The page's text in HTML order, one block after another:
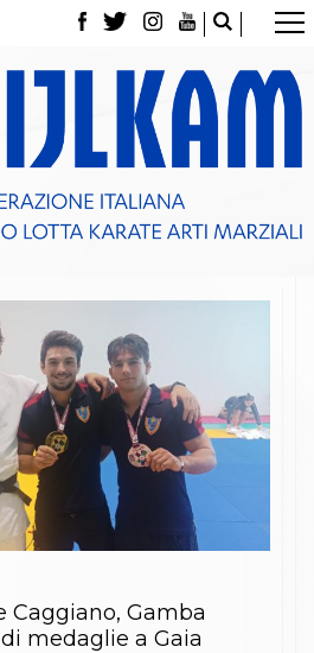
Federazione
Contatti
Affiliazioni e Tesseramenti
con più di 100 atleti
tesserati
e Risultati
eventi
siamo
Media
Partners
Judo
disciplina
News
Didattica
e Risultati
Federali
Lotta
disciplina
Caggiano, Gamba
medaglie a Gaia